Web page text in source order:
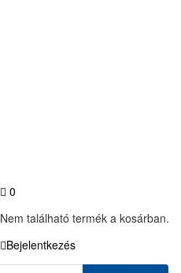
0
Nem található termék a kosárban.
Bejelentkezés